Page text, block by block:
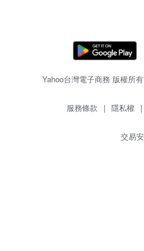
Yahoo台灣電子商務 版權所
服務條款 | 隱私權 |
交易